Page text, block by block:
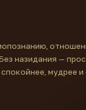
назидания —
мудрее и